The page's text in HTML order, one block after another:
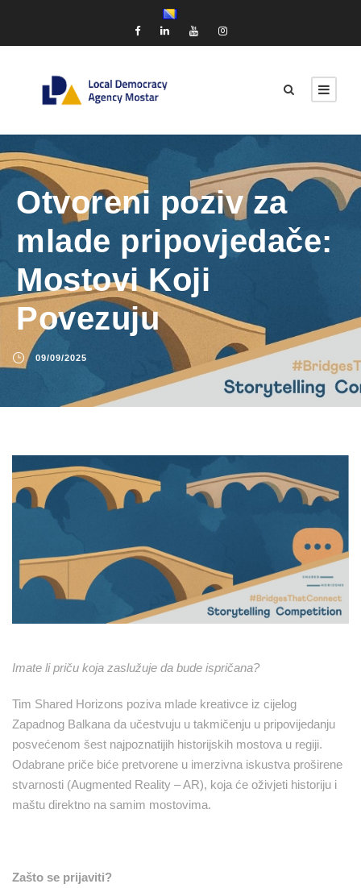
Otvoreni poziv za
mlade pripovjedače:
Mostovi Koji
Povezuju
09/09/2025
Imate li priču koja zaslužuje da bude ispričana?
Tim Shared Horizons poziva mlade kreativce iz cijelog
Zapadnog Balkana da učestvuju u takmičenju u pripovijedanju
posvećenom šest najpoznatijih historijskih mostova u regiji.
Odabrane priče biće pretvorene u imerzivna iskustva proširene
stvarnosti (Augmented Reality – AR), koja će oživjeti historiju i
maštu direktno na samim mostovima.
Zašto se prijaviti?